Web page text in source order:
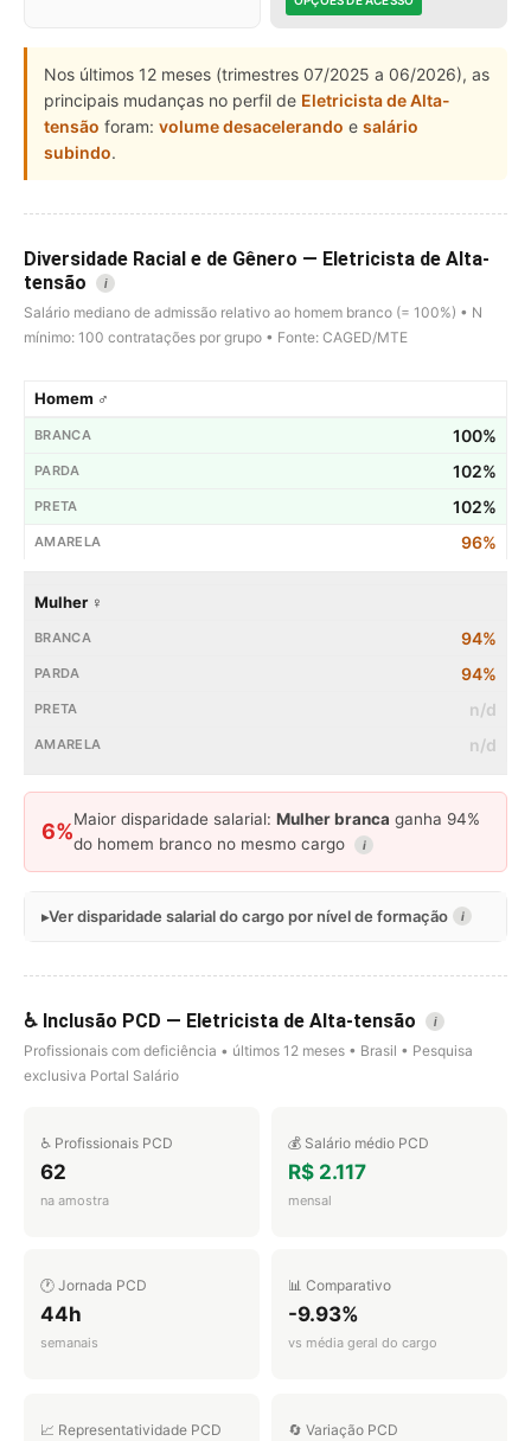
Nos últimos 12 meses (trimestres 07/2025 a 06/2026), as
principais mudanças no perfil de Eletricista de Alta-
tensão foram: volume desacelerando e salário
subindo.
Diversidade Racial e de Gênero — Eletricista de Alta-
tensão
i
Salário mediano de admissão relativo ao homem branco (= 100%) • N
mínimo: 100 contratações por grupo • Fonte: CAGED/MTE
Homem ♂
100%
102%
102%
96%
Mulher ♀
94%
94%
n/d
n/d
6%
Maior disparidade salarial: Mulher branca ganha 94%
do homem branco no mesmo cargo
i
Ver disparidade salarial do cargo por nível de formação i
♿ Inclusão PCD — Eletricista de Alta-tensão i
Profissionais com deficiência • últimos 12 meses • Brasil • Pesquisa
exclusiva Portal Salário
♿ Profissionais PCD
62
na amostra
💰 Salário médio PCD
R$ 2.117
mensal
🕐 Jornada PCD
44h
semanais
📊 Comparativo
-9.93%
vs média geral do cargo
📈 Representatividade PCD 🔄 Variação PCD